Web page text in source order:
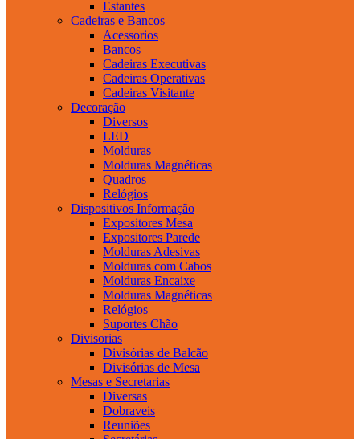
Estantes
Cadeiras e Bancos
Acessorios
Bancos
Cadeiras Executivas
Cadeiras Operativas
Cadeiras Visitante
Decoração
Diversos
LED
Molduras
Molduras Magnéticas
Quadros
Relógios
Dispositivos Informação
Expositores Mesa
Expositores Parede
Molduras Adesivas
Molduras com Cabos
Molduras Encaixe
Molduras Magnéticas
Relógios
Suportes Chão
Divisorias
Divisórias de Balcão
Divisórias de Mesa
Mesas e Secretarias
Diversas
Dobraveis
Reuniões